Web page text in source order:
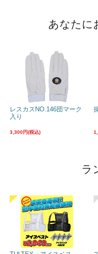
あなたに
レスカスNO.146団マーク
入り
3,300円(税込)
ラ